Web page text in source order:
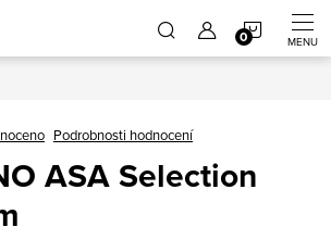
Podrobnosti hodnocení
ASA Selection